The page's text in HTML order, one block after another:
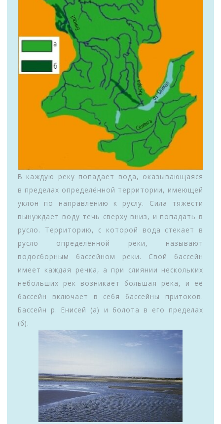
В каждую реку попадает вода, оказывающаяся
в пределах определённой территории, имеющей
уклон по направлению к руслу. Сила тяжести
вынуждает воду течь сверху вниз, и попадать в
русло. Территорию, с которой вода стекает в
русло определённой реки, называют
водосборным бассейном реки. Свой бассейн
имеет каждая речка, а при слиянии нескольких
небольших рек возникает большая река, и её
бассейн включает в себя бассейны притоков.
Бассейн р. Енисей (а) и болота в его пределах
(б).